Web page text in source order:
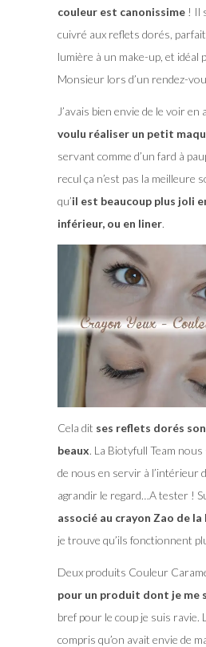
couleur est canonissime! Il
cuivré aux reflets dorés,
lumière à un make-up, et idéal
Monsieur lors d’un rendez-
J’avais bien envie de le voir en
voulu réaliser un petit
servant comme d’un fard à
recul ça n’est pas la meilleure
qu’il est beaucoup plus joli
inférieur, ou en liner.
Cela dit ses reflets dorés
beaux. La Biotyfull Team nous
de nous en servir à l’intérieur
agrandir le regard…A tester !
associé au crayon Zao de
je trouve qu’ils fonctionnent
Deux produits Couleur
pour un produit dont je me
bref pour le coup je suis ravie.
compris qu’on avait envie de